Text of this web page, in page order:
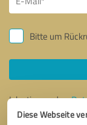
Diese Webseite
Bitte um
Ich stimme den